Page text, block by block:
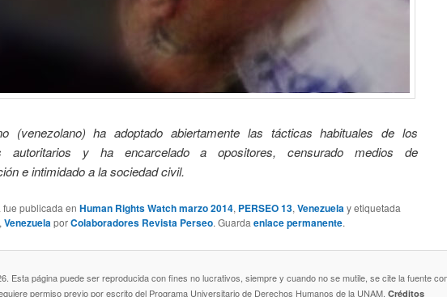
(venezolano) ha adoptado abiertamente las tácticas habituales de los
autoritarios y ha encarcelado a opositores, censurado medios de
e intimidado a la sociedad civil.
fue publicada en Human Rights Watch marzo 2014, PERSEO 13,Venezuelay etiquetada
VenezuelaporColaboradores Revista Perseo. Guardaenlace permanente.
Esta página puede ser reproducida con fines no lucrativos, siempre y cuando no se mutile, se cite la fuente
permiso previo por escrito del Programa Universitario de Derechos Humanos de la UNAM. Créditos